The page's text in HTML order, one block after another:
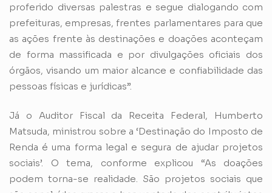
proferido diversas palestras e segue dialogando com
prefeituras, empresas, frentes parlamentares para que
as ações frente às destinações e doações aconteçam
de forma massificada e por divulgações oficiais dos
órgãos, visando um maior alcance e confiabilidade das
pessoas físicas e jurídicas”.
Já o Auditor Fiscal da Receita Federal, Humberto
Matsuda, ministrou sobre a ‘Destinação do Imposto de
Renda é uma forma legal e segura de ajudar projetos
sociais’. O tema, conforme explicou “As doações
podem torna-se realidade. São projetos sociais que